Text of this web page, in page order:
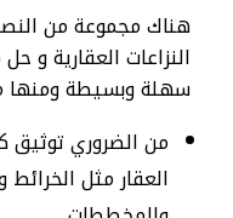
هناك مجموعة من
النزاعات العقارية و
سهلة وبسيطة ومنها
من الضروري توثيق
العقار مثل